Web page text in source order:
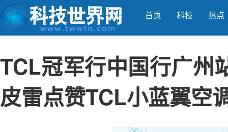
首页 科技 热点
TCL冠军行中国行广州
皮雷点赞TCL小蓝翼空